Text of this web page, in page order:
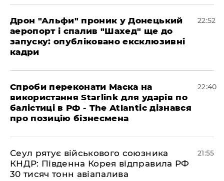
​Дрон "Альфи" проник у Донецький
аеропорт і спалив "Шахед" ще до
запуску: опубліковано ексклюзивні
кадри
22:52
​Спроби переконати Маска на
використання Starlink для ударів по
балістиці в РФ - The Atlantic дізнався
про позицію бізнесмена
22:40
​Сеул рятує військового союзника
КНДР: Південна Корея відправила РФ
30 тисяч тонн авіапалива
21:55